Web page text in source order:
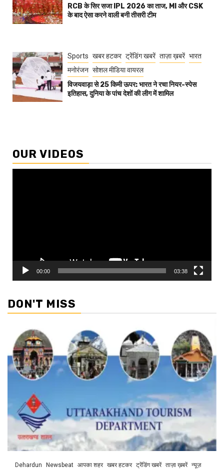
RCB के सिर सजा IPL 2026 का ताज, MI और CSK
के बाद ऐसा करने वाली बनी तीसरी टीम
Sports खबर हटकर ट्रेंडिंग खबरें ताज़ा ख़बरें भारत
मनोरंजन सोशल मीडिया वायरल
विजयवाड़ा से 25 किमी ऊपर: भारत ने रचा नियर-स्पेस
इतिहास, दुनिया के पांच देशों की लीग में शामिल
OUR VIDEOS
00:00 03:38
DON'T MISS
Dehardun Newsbeat आपका शहर खबर हटकर ट्रेंडिंग खबरें ताज़ा ख़बरें न्यूज़